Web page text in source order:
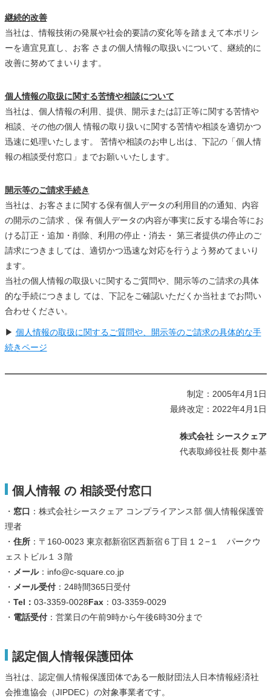
継続的改善
当社は、情報技術の発展や社会的要請の変化等を踏まえて本ポリシ
ーを適宜見直し、お客 さまの個人情報の取扱いについて、継続的に
改善に努めてまいります。
個人情報の取扱に関する苦情や相談について
当社は、個人情報の利用、提供、開示または訂正等に関する苦情や
相談、その他の個人 情報の取り扱いに関する苦情や相談を適切かつ
迅速に処理いたします。 苦情や相談のお申し出は、下記の「個人情
報の相談受付窓口」までお願いいたします。
開示等のご請求手続き
当社は、お客さまに関する保有個人データの利用目的の通知、内容
の開示のご請求 、保 有個人データの内容が事実に反する場合等にお
ける訂正・追加・削除、利用の停止・消去・ 第三者提供の停止のご
請求につきましては、適切かつ迅速な対応を行うよう努めてまいり
ます。
当社の個人情報の取扱いに関するご質問や、開示等のご請求の具体
的な手続につきまし ては、下記をご確認いただくか当社までお問い
合わせください。
▶ 個人情報の取扱に関するご質問や、開示等のご請求の具体的な手
続きページ
制定：2005年4月1日
最終改定：2022年4月1日
株式会社 シースクェア
代表取締役社長 鄭中基
個人情報 の 相談受付窓口
・ 窓口 ：株式会社シースクェア コンプライアンス部 個人情報保護管
理者
・ 住所：〒160-0023 東京都新宿区西新宿６丁目１２−１ パークウ
ェストビル１３階
・ メール：info@c-square.co.jp
・ メール受付：24時間365日受付
・ Tel： 03-3359-0028Fax：03-3359-0029
・ 電話受付：営業日の午前9時から午後6時30分まで
認定個人情報保護団体
当社は、認定個人情報保護団体である一般財団法人日本情報経済社
会推進協会（JIPDEC）の対象事業者です。